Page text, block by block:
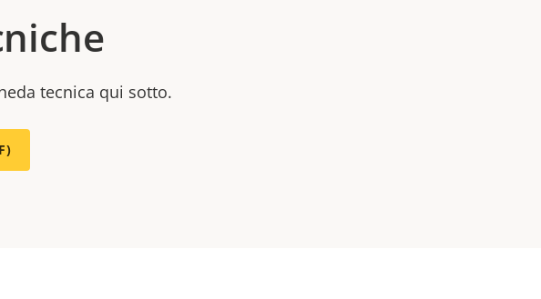
tecnica qui sotto.